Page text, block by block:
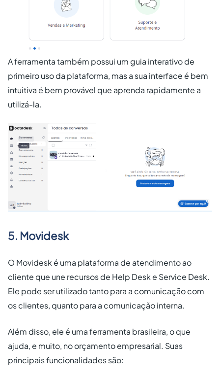
A ferramenta também possui um guia interativo de
primeiro uso da plataforma, mas a sua interface é bem
intuitiva é bem provável que aprenda rapidamente a
utilizá-la.
5. Movidesk
O Movidesk é uma plataforma de atendimento ao
cliente que une recursos de Help Desk e Service Desk.
Ele pode ser utilizado tanto para a comunicação com
os clientes, quanto para a comunicação interna.
Além disso, ele é uma ferramenta brasileira, o que
ajuda, e muito, no orçamento empresarial. Suas
principais funcionalidades são: